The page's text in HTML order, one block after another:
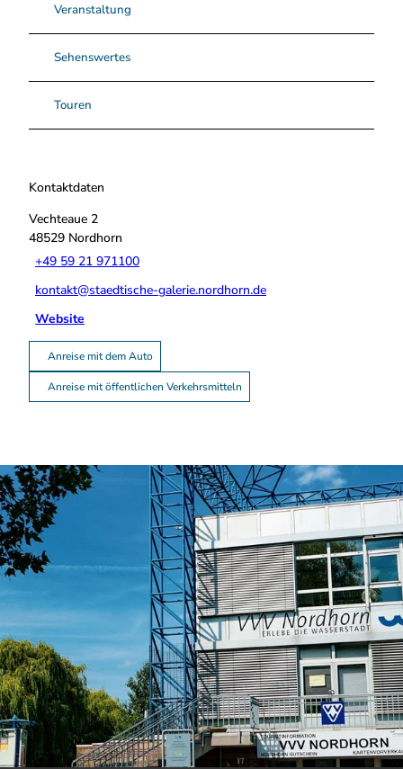
Veranstaltung
Sehenswertes
Touren
Kontaktdaten
Vechteaue 2
48529 Nordhorn
+49 59 21 971100
kontakt@staedtische-galerie.nordhorn.de
Website
Anreise mit dem Auto
Anreise mit öffentlichen Verkehrsmitteln